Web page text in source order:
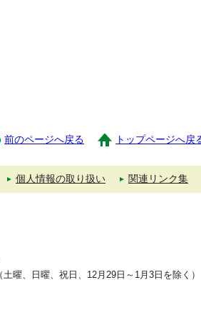
前のページへ戻る トップページへ戻
個人情報の取り扱い 関連リンク集
曜、日曜、祝日、12月29日～1月3日を除く）